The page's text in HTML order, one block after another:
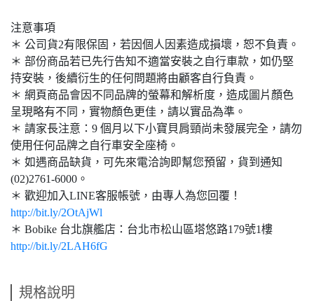
注意事項
＊ 公司貨2有限保固，若因個人因素造成損壞，恕不負責。
＊ 部份商品若已先行告知不適當安裝之自行車款，如仍堅
持安裝，後續衍生的任何問題將由顧客自行負責。
＊ 網頁商品會因不同品牌的螢幕和解析度，造成圖片顏色
呈現略有不同，實物顏色更佳，請以實品為準。
＊ 請家長注意：9 個月以下小寶貝肩頸尚未發展完全，請勿
使用任何品牌之自行車安全座椅。
＊ 如遇商品缺貨，可先來電洽詢即幫您預留，貨到通知
(02)2761-6000。
＊ 歡迎加入LINE客服帳號，由專人為您回覆！
http://bit.ly/2OtAjWl
＊ Bobike 台北旗艦店：台北市松山區塔悠路179號1樓
http://bit.ly/2LAH6fG
規格說明